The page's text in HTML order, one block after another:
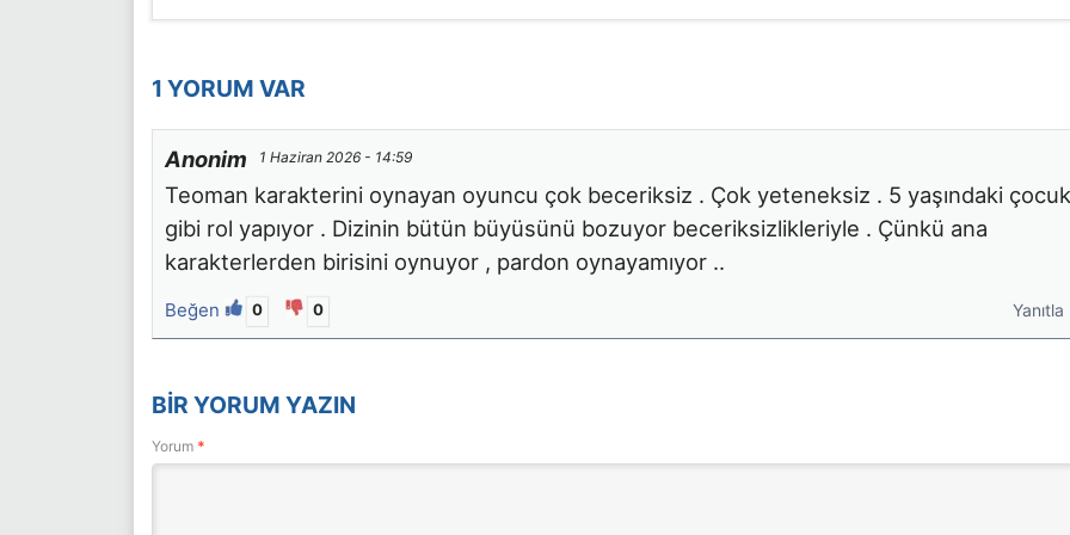
1 YORUM VAR
Anonim 1 Haziran 2026 - 14:59
Teoman karakterini oynayan oyuncu çok beceriksiz . Çok yeteneksiz . 5 yaşındaki çocuk
gibi rol yapıyor . Dizinin bütün büyüsünü bozuyor beceriksizlikleriyle . Çünkü ana
karakterlerden birisini oynuyor , pardon oynayamıyor ..
Beğen 0 0 Yanıtla
BIR YORUM YAZIN
Yorum *